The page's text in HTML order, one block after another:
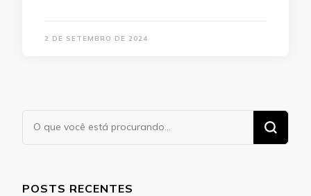
2 DE SETEMBRO DE 2024
Procurando
algo?
POSTS RECENTES